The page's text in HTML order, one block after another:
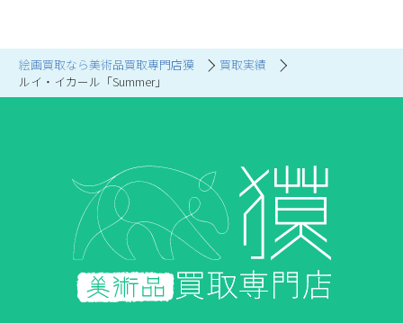
絵画買取なら美術品買取専門店獏
買取実績
ルイ・イカール「Summer」